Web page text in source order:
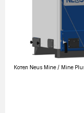
Котел Neus Mine / Mine